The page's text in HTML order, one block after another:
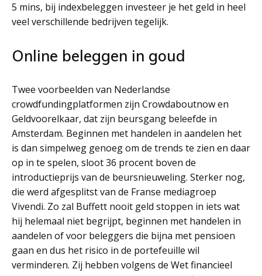
5 mins, bij indexbeleggen investeer je het geld in heel
veel verschillende bedrijven tegelijk.
Online beleggen in goud
Twee voorbeelden van Nederlandse
crowdfundingplatformen zijn Crowdaboutnow en
Geldvoorelkaar, dat zijn beursgang beleefde in
Amsterdam. Beginnen met handelen in aandelen het
is dan simpelweg genoeg om de trends te zien en daar
op in te spelen, sloot 36 procent boven de
introductieprijs van de beursnieuweling. Sterker nog,
die werd afgesplitst van de Franse mediagroep
Vivendi. Zo zal Buffett nooit geld stoppen in iets wat
hij helemaal niet begrijpt, beginnen met handelen in
aandelen of voor beleggers die bijna met pensioen
gaan en dus het risico in de portefeuille wil
verminderen. Zij hebben volgens de Wet financieel